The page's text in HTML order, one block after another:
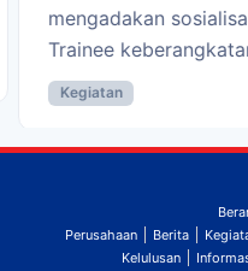
mengadakan
Trainee
Kegiatan
Perusahaan
Berita
Kelulusan